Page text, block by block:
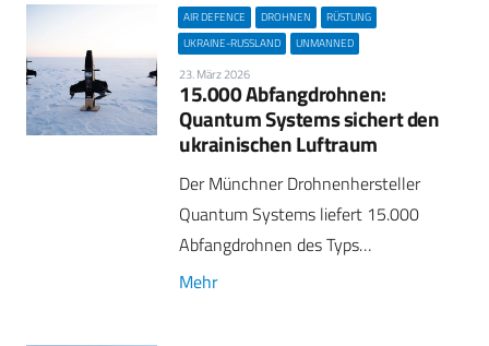
AIR DEFENCE DROHNEN
RÜSTUNG
UKRAINE-RUSSLAND
UNMANNED
23. März 2026
15.000 Abfangdrohnen:
Quantum Systems sichert den
ukrainischen Luftraum
Der Münchner Drohnenhersteller
Quantum Systems liefert 15.000
Abfangdrohnen des Typs…
Mehr